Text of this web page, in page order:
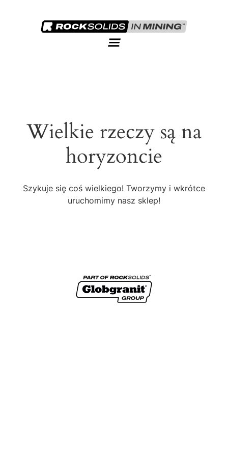
Wielkie rzeczy są na
horyzoncie
Szykuje się coś wielkiego! Tworzymy i wkrótce
uruchomimy nasz sklep!